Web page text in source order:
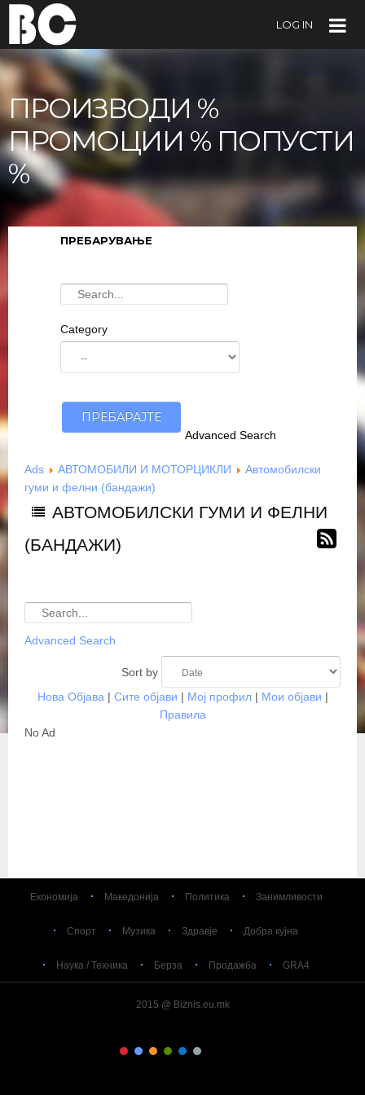
LOG IN
ПРОИЗВОДИ %
ПРОМОЦИИ % ПОПУСТИ
%
ПРЕБАРУВАЊЕ
Category
Advanced Search
Ads АВТОМОБИЛИ И МОТОРЦИКЛИ
Автомобилски
гуми и фелни (бандажи)
АВТОМОБИЛСКИ ГУМИ И ФЕЛНИ
(БАНДАЖИ)
Advanced Search
Sort by
Нова Објава | Сите објави | Мој профил| Мои објави |
Правила
No Ad
Економија Македонија Политика Занимливости
Спорт Музика Здравје Добра кујна
Наука / Техника Берза Продажба GRA4
2015 @ Biznis.eu.mk